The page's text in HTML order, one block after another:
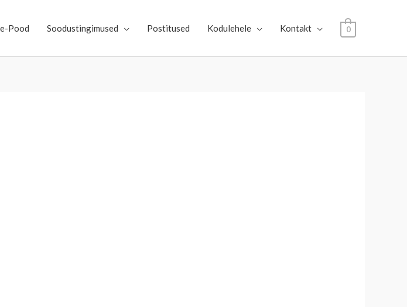
e-Pood Soodustingimused Postitused Kodulehele Kontakt 0